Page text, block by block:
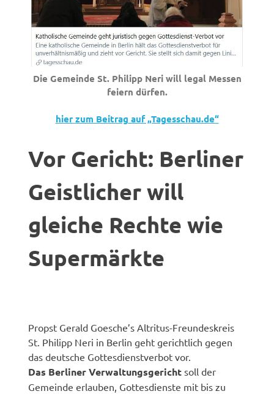
Die Gemeinde St. Philipp Neri will legal Messen
feiern dürfen.
hier zum Beitrag auf „Tagesschau.de“
Vor Gericht: Berliner
Geistlicher will
gleiche Rechte wie
Supermärkte
Propst Gerald Goesche’s Altritus-Freundeskreis
St. Philipp Neri in Berlin geht gerichtlich gegen
das deutsche Gottesdienstverbot vor.
Das Berliner Verwaltungsgericht soll der
Gemeinde erlauben, Gottesdienste mit bis zu